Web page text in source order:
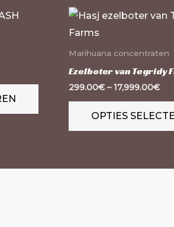
product
meerdere
variaties.
optie
worden
Marihuana concentraten
Ezelboter van Tegridy
299.00€–17,999.00€
OPTIES